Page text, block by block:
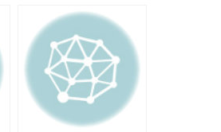
компания